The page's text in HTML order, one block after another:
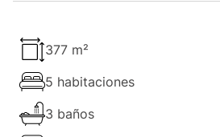
377 m²
5 habitaciones
3 baños